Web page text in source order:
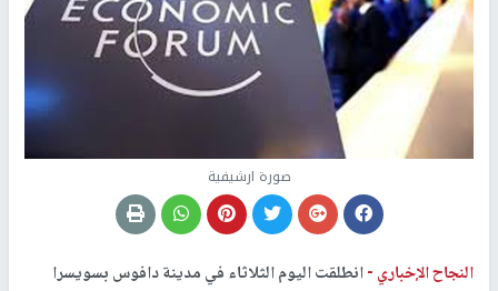
صورة ارشيفية
النجاح الإخباري -انطلقت اليوم الثلاثاء في مدينة دافوس بسويسرا